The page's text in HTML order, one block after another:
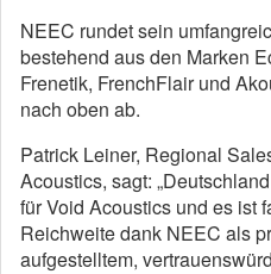
NEEC rundet sein
bestehend aus den Marken
Frenetik, FrenchFlair und
nach oben ab.
Patrick Leiner, Regional
Acoustics, sagt:
für Void Acoustics und es ist
Reichweite dank NEEC als
aufgestelltem,